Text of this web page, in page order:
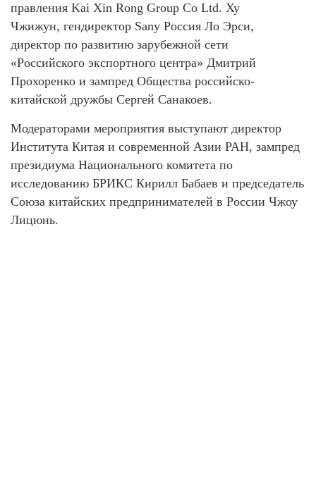
правления Kai Xin Rong Group Co Ltd. Ху
Чжижун, гендиректор Sany Россия Ло Эрси,
директор по развитию зарубежной сети
«Российского экспортного центра» Дмитрий
Прохоренко и зампред Общества российско-
китайской дружбы Сергей Санакоев.
Модераторами мероприятия выступают директор
Института Китая и современной Азии РАН, зампред
президиума Национального комитета по
исследованию БРИКС Кирилл Бабаев и председатель
Союза китайских предпринимателей в России Чжоу
Лицюнь.